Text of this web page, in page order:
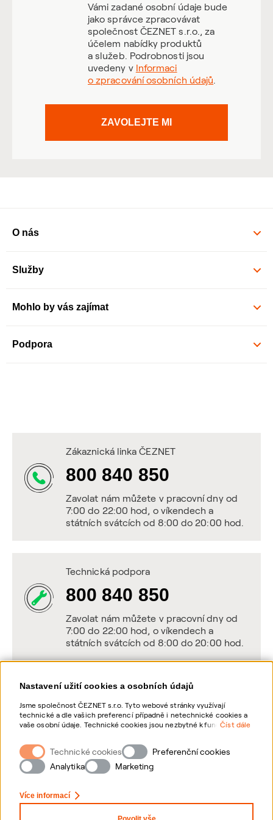
Nastavení užití cookies a osobních údajů
Jsme společnost ČEZNET s.r.o. Tyto webové stránky využívají
technické a dle vašich preferencí případně i netechnické cookies a
vaše osobní údaje. Technické cookies jsou nezbytné k fungování
webové stránky vašim preferencím, k personalizaci reklam a
analytice. Pro sběr a zpracování netechnických cookies a vašich
osobních údajů, nám můžete udělit souhlas. Bližší informace o
vašich právech, zpracování osobních údajů, včetně možnosti
Číst dále
Technické cookies
Preferenční cookies
Analytika
Marketing
Více informací
Vámi zadané osobní údaje bude
jako správce zpracovávat
společnost ČEZNET s.r.o., za
účelem nabídky produktů
a služeb. Podrobnosti jsou
uvedeny v Informaci
o zpracování osobních údajů.
ZAVOLEJTE MI
O nás
Služby
Mohlo by vás zajímat
Podpora
Zákaznická linka ČEZNET
800 840 850
Zavolat nám můžete v pracovní dny od
7:00 do 22:00 hod, o víkendech a
státních svátcích od 8:00 do 20:00 hod.
Technická podpora
800 840 850
Zavolat nám můžete v pracovní dny od
7:00 do 22:00 hod, o víkendech a
státních svátcích od 8:00 do 20:00 hod.
Napište nám
POSLAT VZKAZ
Zanechte nám vzkaz online, my se vám
ozveme zpět